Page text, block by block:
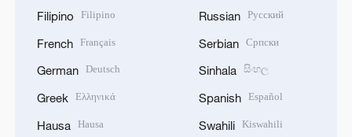
Filipino Filipino
French Français
German Deutsch
Greek Ελληνικά
Hausa Hausa
Russian Русский
Serbian Српски
Sinhala සිංහල
Spanish Español
Swahili Kiswahili